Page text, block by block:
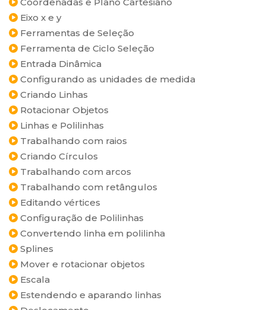
Eixo x e y
Ferramentas de Seleção
Ferramenta de Ciclo Seleção
Entrada Dinâmica
Configurando as unidades de medida
Criando Linhas
Rotacionar Objetos
Linhas e Polilinhas
Trabalhando com raios
Criando Círculos
Trabalhando com arcos
Trabalhando com retângulos
Editando vértices
Configuração de Polilinhas
Convertendo linha em polilinha
Splines
Mover e rotacionar objetos
Escala
Estendendo e aparando linhas